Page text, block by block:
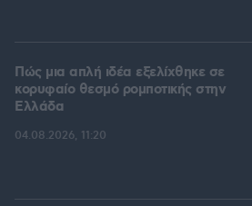
Πώς μια απλή ιδέα εξελίχθηκε σε
κορυφαίο θεσμό ρομποτικής στην
Ελλάδα
04.08.2026, 11:20